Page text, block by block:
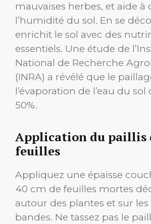
mauvaises herbes, et aide à
l’humidité du sol. En se
enrichit le sol avec des
essentiels. Une étude de
National de Recherche
(INRA) a révélé que le
l’évaporation de l’eau du sol
50%.
Application du paillis
feuilles
Appliquez une épaisse
40 cm de feuilles mortes
autour des plantes et sur les
bandes. Ne tassez pas le